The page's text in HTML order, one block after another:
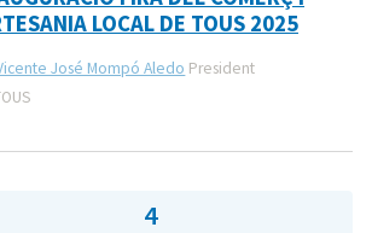
LOCAL DE TOUS 2025
José Mompó Aledo President
4